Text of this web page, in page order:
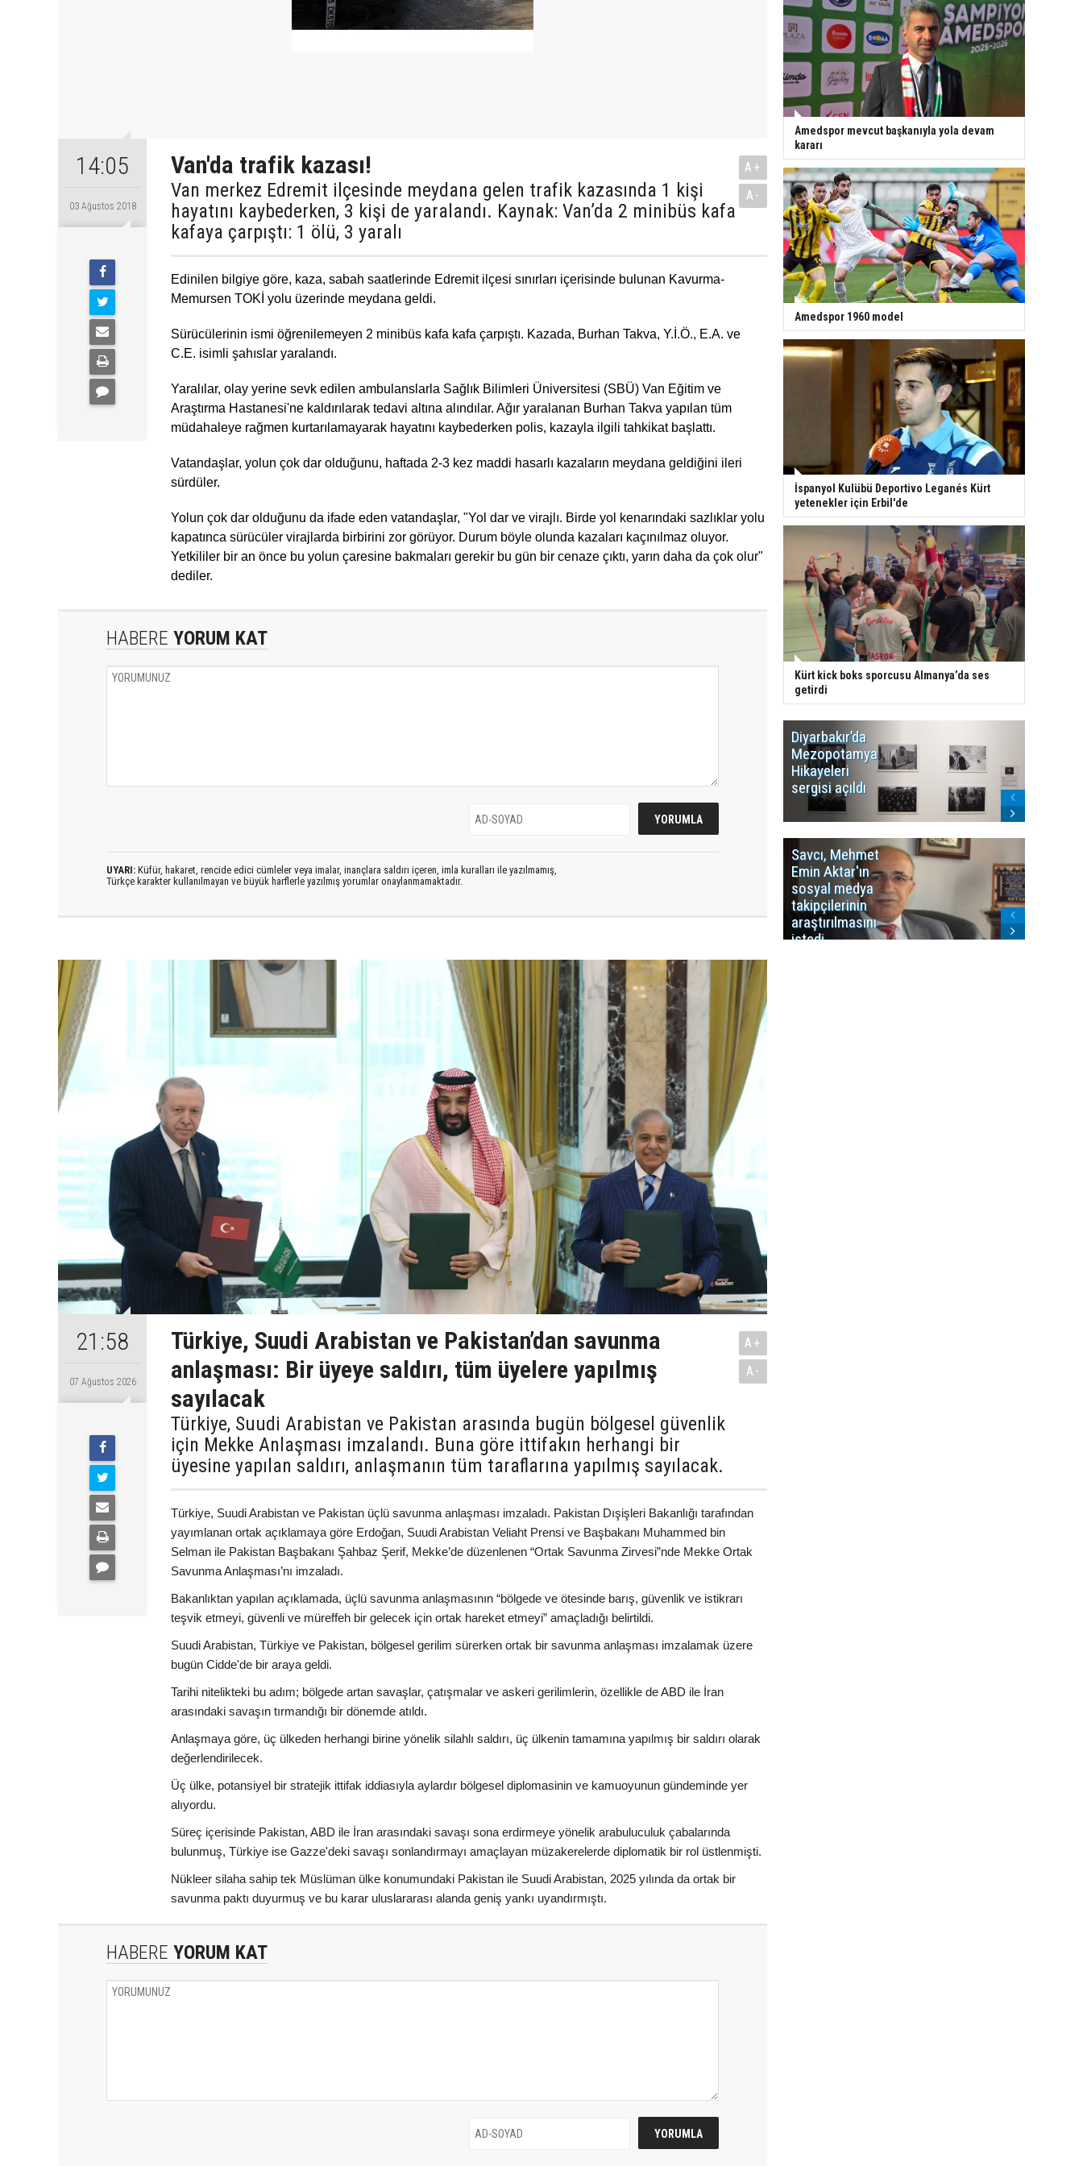
14:05
03 Ağustos 2018
Van'da trafik kazası!
Van merkez Edremit ilçesinde meydana gelen trafik kazasında 1 kişi
hayatını kaybederken, 3 kişi de yaralandı. Kaynak: Van’da 2 minibüs kafa
kafaya çarpıştı: 1 ölü, 3 yaralı
A+
A-
Edinilen bilgiye göre, kaza, sabah saatlerinde Edremit ilçesi sınırları içerisinde bulunan Kavurma-
Memursen TOKİ yolu üzerinde meydana geldi.
Sürücülerinin ismi öğrenilemeyen 2 minibüs kafa kafa çarpıştı. Kazada, Burhan Takva, Y.İ.Ö., E.A. ve
C.E. isimli şahıslar yaralandı.
Yaralılar, olay yerine sevk edilen ambulanslarla Sağlık Bilimleri Üniversitesi (SBÜ) Van Eğitim ve
Araştırma Hastanesi'ne kaldırılarak tedavi altına alındılar. Ağır yaralanan Burhan Takva yapılan tüm
müdahaleye rağmen kurtarılamayarak hayatını kaybederken polis, kazayla ilgili tahkikat başlattı.
Vatandaşlar, yolun çok dar olduğunu, haftada 2-3 kez maddi hasarlı kazaların meydana geldiğini ileri
sürdüler.
Yolun çok dar olduğunu da ifade eden vatandaşlar, "Yol dar ve virajlı. Birde yol kenarındaki sazlıklar yolu
kapatınca sürücüler virajlarda birbirini zor görüyor. Durum böyle olunda kazaları kaçınılmaz oluyor.
Yetkililer bir an önce bu yolun çaresine bakmaları gerekir bu gün bir cenaze çıktı, yarın daha da çok olur"
dediler.
HABERE YORUM KAT
UYARI: Küfür, hakaret, rencide edici cümleler veya imalar, inançlara saldırı içeren, imla kuralları ile yazılmamış,
Türkçe karakter kullanılmayan ve büyük harflerle yazılmış yorumlar onaylanmamaktadır.
21:58
07 Ağustos 2026
Türkiye, Suudi Arabistan ve Pakistan’dan savunma
anlaşması: Bir üyeye saldırı, tüm üyelere yapılmış
sayılacak
Türkiye, Suudi Arabistan ve Pakistan arasında bugün bölgesel güvenlik
için Mekke Anlaşması imzalandı. Buna göre ittifakın herhangi bir
üyesine yapılan saldırı, anlaşmanın tüm taraflarına yapılmış sayılacak.
A+
A-
Türkiye, Suudi Arabistan ve Pakistan üçlü savunma anlaşması imzaladı. Pakistan Dışişleri Bakanlığı tarafından
yayımlanan ortak açıklamaya göre Erdoğan, Suudi Arabistan Veliaht Prensi ve Başbakanı Muhammed bin
Selman ile Pakistan Başbakanı Şahbaz Şerif, Mekke’de düzenlenen “Ortak Savunma Zirvesi”nde Mekke Ortak
Savunma Anlaşması’nı imzaladı.
Bakanlıktan yapılan açıklamada, üçlü savunma anlaşmasının “bölgede ve ötesinde barış, güvenlik ve istikrarı
teşvik etmeyi, güvenli ve müreffeh bir gelecek için ortak hareket etmeyi” amaçladığı belirtildi.
Suudi Arabistan, Türkiye ve Pakistan, bölgesel gerilim sürerken ortak bir savunma anlaşması imzalamak üzere
bugün Cidde'de bir araya geldi.
Tarihi nitelikteki bu adım; bölgede artan savaşlar, çatışmalar ve askeri gerilimlerin, özellikle de ABD ile İran
arasındaki savaşın tırmandığı bir dönemde atıldı.
Anlaşmaya göre, üç ülkeden herhangi birine yönelik silahlı saldırı, üç ülkenin tamamına yapılmış bir saldırı olarak
değerlendirilecek.
Üç ülke, potansiyel bir stratejik ittifak iddiasıyla aylardır bölgesel diplomasinin ve kamuoyunun gündeminde yer
alıyordu.
Süreç içerisinde Pakistan, ABD ile İran arasındaki savaşı sona erdirmeye yönelik arabuluculuk çabalarında
bulunmuş, Türkiye ise Gazze'deki savaşı sonlandırmayı amaçlayan müzakerelerde diplomatik bir rol üstlenmişti.
Nükleer silaha sahip tek Müslüman ülke konumundaki Pakistan ile Suudi Arabistan, 2025 yılında da ortak bir
savunma paktı duyurmuş ve bu karar uluslararası alanda geniş yankı uyandırmıştı.
HABERE YORUM KAT
Amedspor mevcut başkanıyla yola devam
kararı
Amedspor 1960 model
İspanyol Kulübü Deportivo Leganés Kürt
yetenekler için Erbil'de
Kürt kick boks sporcusu Almanya’da ses
getirdi
Diyarbakır’da
Mezopotamya
Hikayeleri
sergisi açıldı
Savcı, Mehmet
Emin Aktar'ın
sosyal medya
takipçilerinin
araştırılmasını
istedi